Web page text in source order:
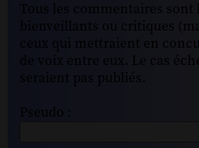
Tous les commentaires sont
bienveillants ou critiques
ceux qui mettraient en
de voix entre eux. Le cas
seraient pas publiés.
Pseudo :